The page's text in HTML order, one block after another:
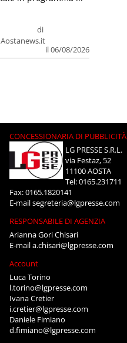
di
il 06/08/2026
CONCESSIONARIA DI PUBBLICITÀ
LG PRESSE S.R.L.
via Festaz, 52
11100 AOSTA
Tel: 0165.231711
Fax: 0165.1820141
E-mailsegreteria@lgpresse.com
RESPONSABILE DI AGENZIA
Arianna Gori Chisari
E-maila.chisari@lgpresse.com
Account
Luca Torino
l.torino@lgpresse.com
Ivana Cretier
i.cretier@lgpresse.com
Daniele Fimiano
d.fimiano@lgpresse.com